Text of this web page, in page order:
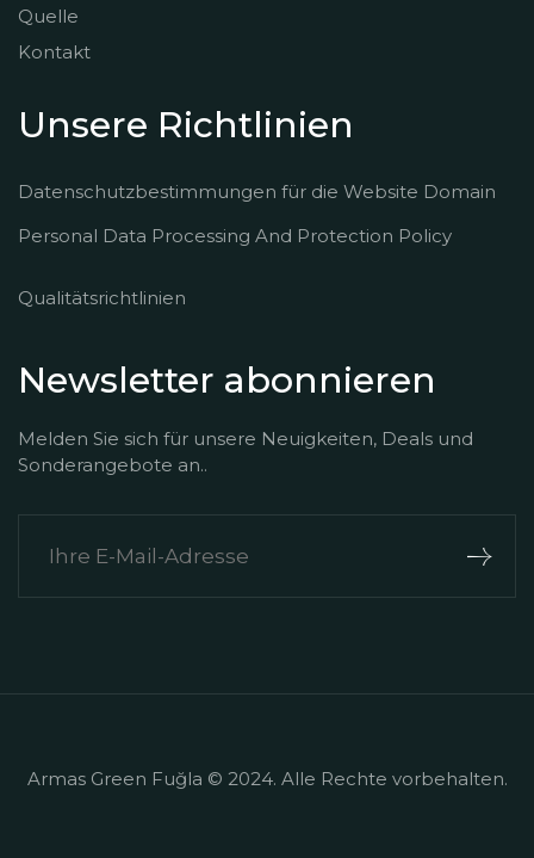
Quelle
Kontakt
Unsere Richtlinien
Datenschutzbestimmungen für die Website Domain
Personal Data Processing And Protection Policy
Qualitätsrichtlinien
Newsletter abonnieren
Melden Sie sich für unsere Neuigkeiten, Deals und
Sonderangebote an..
Armas Green Fuğla ​​​​© 2024. Alle Rechte vorbehalten.